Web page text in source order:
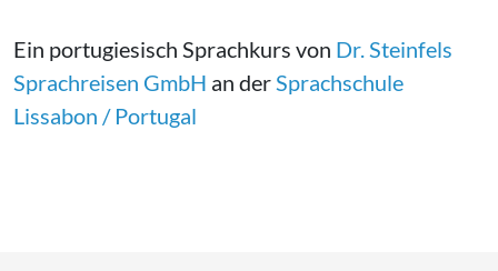
Ein portugiesisch Sprachkurs von Dr. Steinfels
Sprachreisen GmbH an der Sprachschule
Lissabon / Portugal